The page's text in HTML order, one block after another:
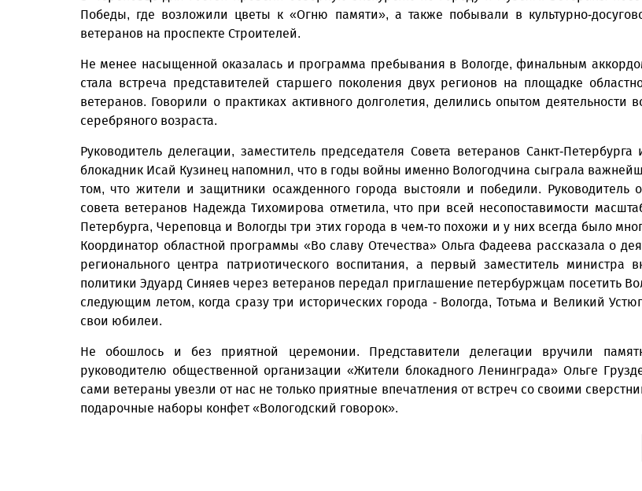
Победы, где возложили цветы к «Огню памяти», а также побывали в культурно-
ветеранов на проспекте Строителей.
Не менее насыщенной оказалась и программа пребывания в Вологде, финальным
стала встреча представителей старшего поколения двух регионов на площадке
ветеранов. Говорили о практиках активного долголетия, делились опытом деятельности
серебряного возраста.
Руководитель делегации, заместитель председателя Совета ветеранов Санкт-
блокадник Исай Кузинец напомнил, что в годы войны именно Вологодчина сыграла
том, что жители и защитники осажденного города выстояли и победили. Руководитель
совета ветеранов Надежда Тихомирова отметила, что при всей несопоставимости
Петербурга, Череповца и Вологды три этих города в чем-то похожи и у них всегда было
Координатор областной программы «Во славу Отечества» Ольга Фадеева рассказала о
регионального центра патриотического воспитания, а первый заместитель министра
политики Эдуард Синяев через ветеранов передал приглашение петербуржцам посетить
следующим летом, когда сразу три исторических города - Вологда, Тотьма и Великий
свои юбилеи.
Не обошлось и без приятной церемонии. Представители делегации вручили
руководителю общественной организации «Жители блокадного Ленинграда» Ольге
сами ветераны увезли от нас не только приятные впечатления от встреч со своими
подарочные наборы конфет «Вологодский говорок».